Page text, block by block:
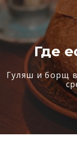
Где
Гуляш и борщ